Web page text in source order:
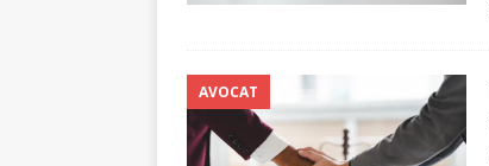
AVOCAT